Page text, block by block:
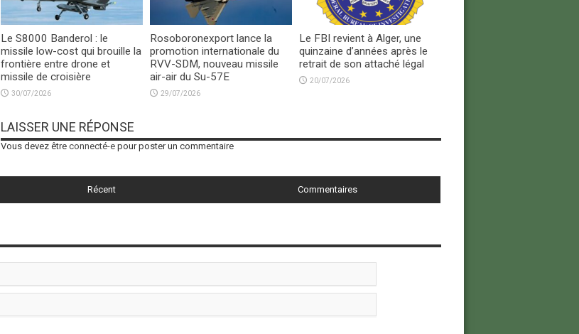
Le S8000 Banderol : le
missile low-cost qui brouille la
frontière entre drone et
missile de croisière
30/07/2026
Rosoboronexport lance la
promotion internationale du
RVV-SDM, nouveau missile
air-air du Su-57E
29/07/2026
Le FBI revient à Alger, une
quinzaine d’années après le
retrait de son attaché légal
20/07/2026
LAISSER UNE RÉPONSE
Vous devez être connecté-epour poster un commentaire
Récent Commentaires